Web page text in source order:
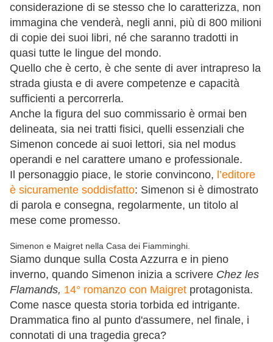
considerazione di se stesso che lo caratterizza, non
immagina che venderà, negli anni, più di 800 milioni
di copie dei suoi libri, né che saranno tradotti in
quasi tutte le lingue del mondo.
Quello che è certo, è che sente di aver intrapreso la
strada giusta e di avere competenze e capacità
sufficienti a percorrerla.
Anche la figura del suo commissario è ormai ben
delineata, sia nei tratti fisici, quelli essenziali che
Simenon concede ai suoi lettori, sia nel modus
operandi e nel carattere umano e professionale.
Il personaggio piace, le storie convincono, l’editore
è sicuramente soddisfatto: Simenon si è dimostrato
di parola e consegna, regolarmente, un titolo al
mese come promesso.
Simenon e Maigret nella Casa dei Fiamminghi.
Siamo dunque sulla Costa Azzurra e in pieno
inverno, quando Simenon inizia a scrivere Chez les
Flamands, 14° romanzo con Maigret protagonista.
Come nasce questa storia torbida ed intrigante.
Drammatica fino al punto d'assumere, nel finale, i
connotati di una tragedia greca?